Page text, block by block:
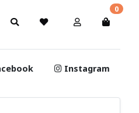
0
Instagram